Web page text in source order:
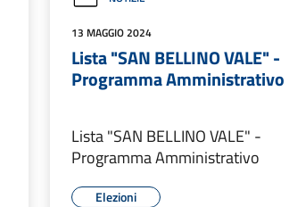
13 MAGGIO 2024
Lista "SAN BELLINO VALE" -
Programma Amministrativo
Lista "SAN BELLINO VALE" -
Programma Amministrativo
Elezioni